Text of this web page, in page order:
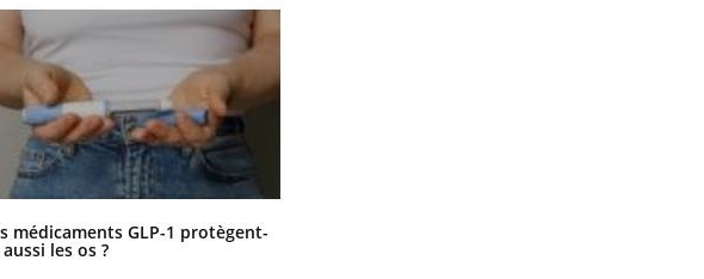
médicaments GLP-1 protègent-
les os ?